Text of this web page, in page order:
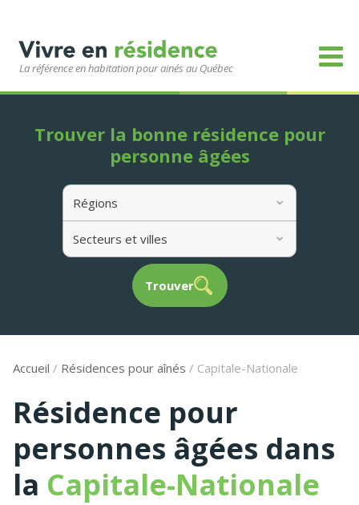
La référence en habitation pour ainés au Québec
Régions
Secteurs et villes
Trouver
Trouver la bonne résidence pour
personne âgées
Accueil / Résidences pour aînés / Capitale-Nationale
Résidence pour
personnes âgées dans
la Capitale-Nationale